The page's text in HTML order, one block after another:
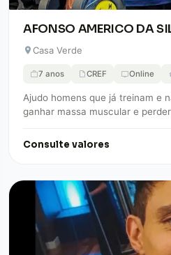
AFONSO AMERICO DA
Casa Verde
7 anos CREF Online
Ajudo homens que já treinam e
ganhar massa muscular e
Consulte valores